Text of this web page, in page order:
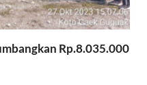
Rp.8.035.000